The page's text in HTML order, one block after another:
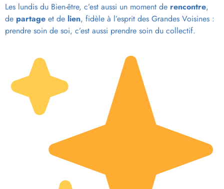
Les lundis du Bien-être, c’est aussi un moment de rencontre,
de partage et de lien, fidèle à l’esprit des Grandes Voisines :
prendre soin de soi, c’est aussi prendre soin du collectif.